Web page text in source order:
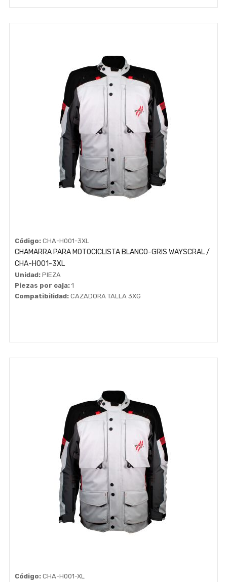
Código:CHA-H001-3XL
CHAMARRA PARA MOTOCICLISTA BLANCO-GRIS WAYSCRAL /
CHA-H001-3XL
Unidad: PIEZA
Piezas por caja: 1
Compatibilidad: CAZADORA TALLA 3XG
Código:CHA-H001-XL